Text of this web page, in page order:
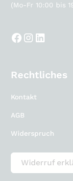
(Mo-Fr 10:00 bis
Rechtliches
Kontakt
AGB
Widerspruch
Widerruf